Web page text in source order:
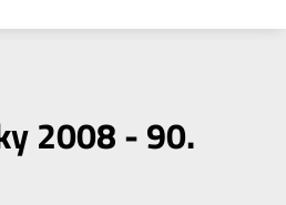
2008 - 90.